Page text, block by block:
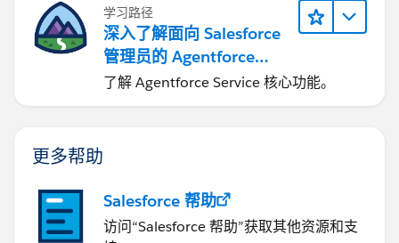
学习路径
深入了解面向 Salesforce
管理员的 Agentforce
Service
了解 Agentforce Service 核心功能。
更多帮助
Salesforce 帮助
访问“Salesforce 帮助”获取其他资源和支